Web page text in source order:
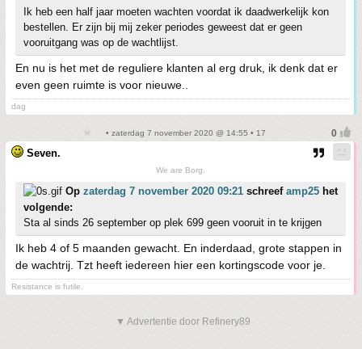
Ik heb een half jaar moeten wachten voordat ik daadwerkelijk kon
bestellen. Er zijn bij mij zeker periodes geweest dat er geen
vooruitgang was op de wachtlijst.
En nu is het met de reguliere klanten al erg druk, ik denk dat er
even geen ruimte is voor nieuwe..
dag
• zaterdag 7 november 2020 @ 14:55 • 17
Seven.
We are Borg.
Op zaterdag 7 november 2020 09:21 schreef amp25 het
volgende:
Sta al sinds 26 september op plek 699 geen vooruit in te krijgen
Ik heb 4 of 5 maanden gewacht. En inderdaad, grote stappen in
de wachtrij. Tzt heeft iedereen hier een kortingscode voor je.
Resistance is futile.
▼ Advertentie door Refinery89